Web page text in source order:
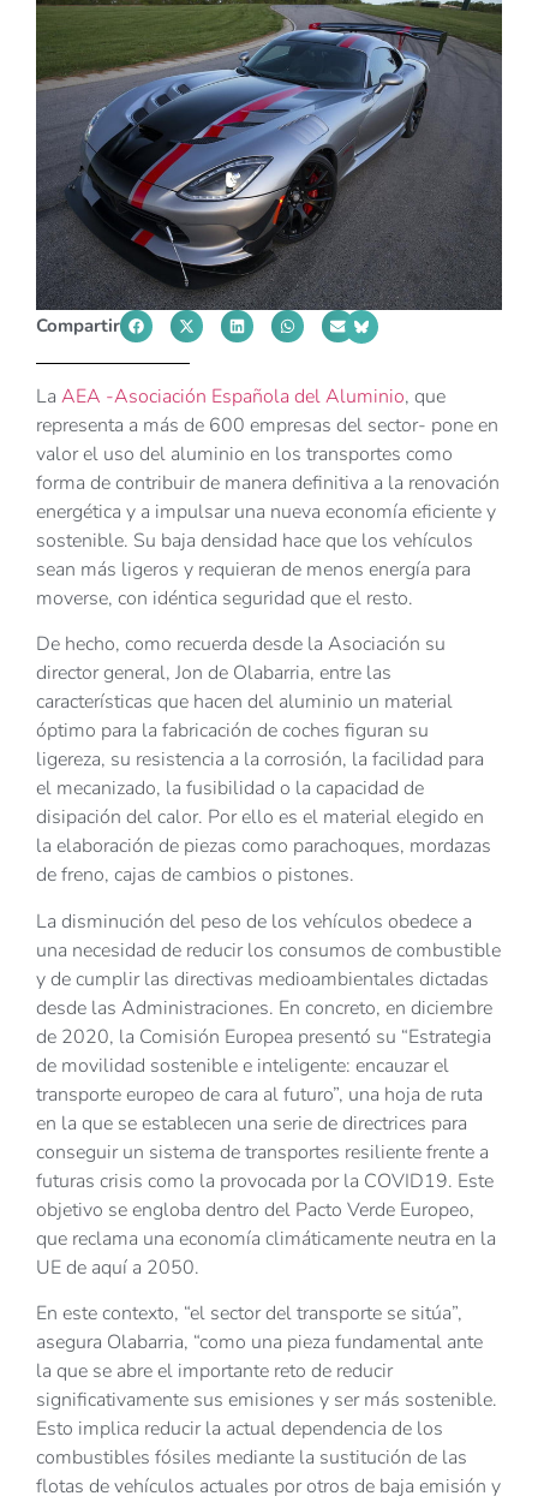
Compartir
La AEA -Asociación Española del Aluminio, que
representa a más de 600 empresas del sector- pone en
valor el uso del aluminio en los transportes como
forma de contribuir de manera definitiva a la renovación
energética y a impulsar una nueva economía eficiente y
sostenible. Su baja densidad hace que los vehículos
sean más ligeros y requieran de menos energía para
moverse, con idéntica seguridad que el resto.
De hecho, como recuerda desde la Asociación su
director general, Jon de Olabarria, entre las
características que hacen del aluminio un material
óptimo para la fabricación de coches figuran su
ligereza, su resistencia a la corrosión, la facilidad para
el mecanizado, la fusibilidad o la capacidad de
disipación del calor. Por ello es el material elegido en
la elaboración de piezas como parachoques, mordazas
de freno, cajas de cambios o pistones.
La disminución del peso de los vehículos obedece a
una necesidad de reducir los consumos de combustible
y de cumplir las directivas medioambientales dictadas
desde las Administraciones. En concreto, en diciembre
de 2020, la Comisión Europea presentó su “Estrategia
de movilidad sostenible e inteligente: encauzar el
transporte europeo de cara al futuro”, una hoja de ruta
en la que se establecen una serie de directrices para
conseguir un sistema de transportes resiliente frente a
futuras crisis como la provocada por la COVID19. Este
objetivo se engloba dentro del Pacto Verde Europeo,
que reclama una economía climáticamente neutra en la
UE de aquí a 2050.
En este contexto, “el sector del transporte se sitúa”,
asegura Olabarria, “como una pieza fundamental ante
la que se abre el importante reto de reducir
significativamente sus emisiones y ser más sostenible.
Esto implica reducir la actual dependencia de los
combustibles fósiles mediante la sustitución de las
flotas de vehículos actuales por otros de baja emisión y